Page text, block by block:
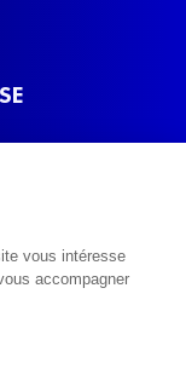
vous intéresse
accompagner